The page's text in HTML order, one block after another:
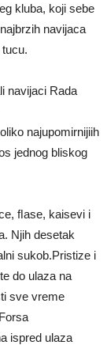
kluba, koji sebe
navijaca
navijaci Rada
najupomirnijiih
jednog bliskog
ﬂase, kaisevi i
Njih desetak
sukob.Pristize i
do ulaza na
sve vreme
ispred ulaza